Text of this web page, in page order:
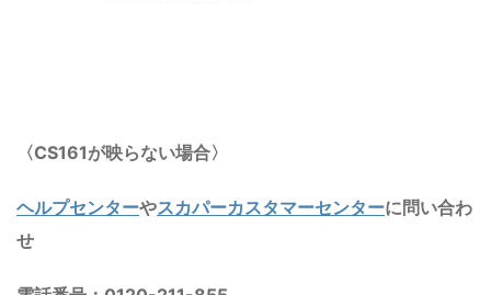
〈CS161が映らない場合〉
ヘルプセンターやスカパーカスタマーセンターに問い合わ
せ